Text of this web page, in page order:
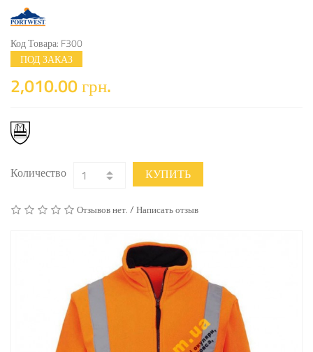
Код Товара: F300
ПОД ЗАКАЗ
2,010.00 грн.
Количество КУПИТЬ
Отзывов нет. / Написать отзыв